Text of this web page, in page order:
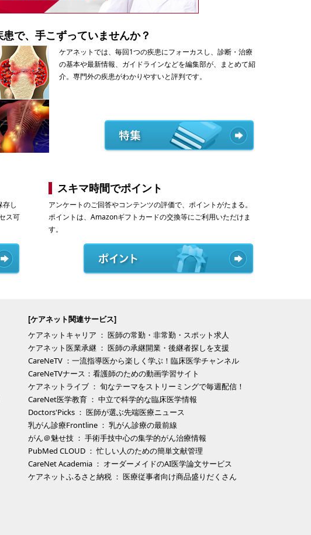
で、手こずっていませんか？
ケアネットでは、毎回1つの疾患にフォーカスし、診断・治療
の基本や最新情報、ガイドラインなどを編集部が、まとめて紹
介。専門外の疾患がわかりやすいと評判です。
存し
ス可
スキマ時間でポイント
アンケートのご回答やコンテンツの評価で、ポイントがたまる。
ポイントは、Amazonギフトカードの交換等にご利用いただけま
す。
[ケアネット関連サービス]
ケアネットキャリア ： 医師の常勤・非常勤・スポット求人
ケアネット医業承継 ： 医師の承継開業・後継者探しを支援
CareNeTV ：一流指導医から楽しく学ぶ！臨床医学チャンネル
CareNeTVナース：看護師のための動画学習サイト
ケアネットライブ ： 旬なテーマをストリーミングで毎週配信！
CareNet医学教育 ： 中立で科学的な臨床医学情報
Doctors'Picks ： 医師が選ぶ先端医療ニュース
乳がん診療Frontline ： 乳がん診療の最前線
がん＠魅せ技 ： 手術手技中心の集学的がん治療情報
PubMed CLOUD ： 忙しい人のための簡単文献管理
CareNet Academia ： オーダーメイドのAI医学論文サービス
ケアネットふるさと納税 ： 医療従事者向け商品盛りだくさん